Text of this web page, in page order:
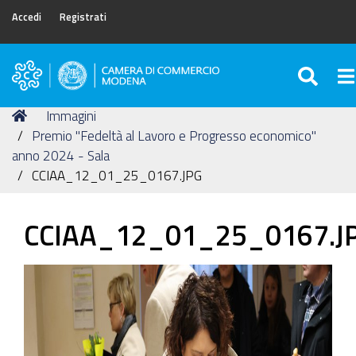
Accedi Registrati
Camera
Commercio
di
Modena
Tu
sei
qui:
Home
Immagini
Premio "Fedeltà al Lavoro e Progresso economico"
anno 2024 - Sala
CCIAA_12_01_25_0167.JPG